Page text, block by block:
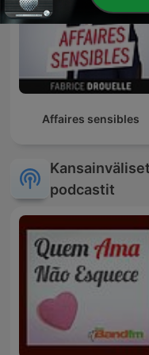
Affaires sensibles
podcastit